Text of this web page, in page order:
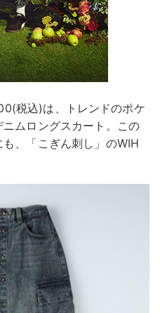
税込)は、トレンドのポケ
ムロングスカート。この
、「こぎん刺し」のWIH